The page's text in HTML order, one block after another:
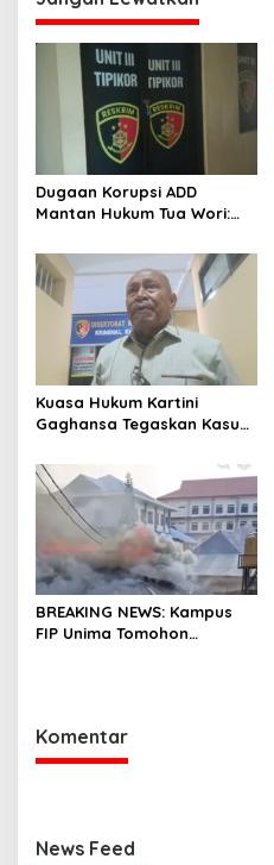
Dugaan Korupsi ADD
Mantan Hukum Tua Wori:
Hasil Audit Inspektorat
Kuasa Hukum Kartini
Gaghansa Tegaskan Kasus
Buktikan Dua Alat Bukti Sah
BREAKING NEWS: Kampus
FIP Unima Tomohon
Komentar
News Feed